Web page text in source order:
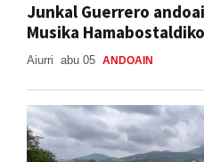
Junkal Guerrero
Musika
Aiurri abu 05 ANDOAIN